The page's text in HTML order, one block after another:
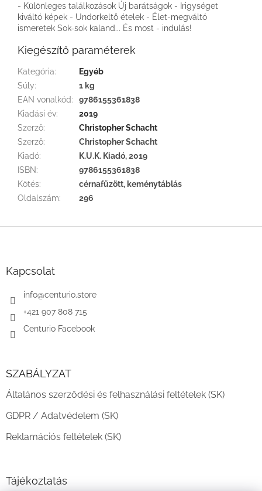
- Különleges találkozások Új barátságok - Irigységet
kiváltó képek - Undorkeltő ételek - Élet-megváltó
ismeretek Sok-sok kaland... És most - indulás!
Kiegészítő paraméterek
Kategória:
Egyéb
Súly:
1 kg
EAN vonalkód:
9786155361838
Kiadási év:
2019
Szerző:
Christopher Schacht
Szerző:
Christopher Schacht
Kiadó:
K.U.K. Kiadó, 2019
ISBN:
9786155361838
Kötés:
cérnafűzött, keménytáblás
Oldalszám: 296
Kapcsolat
info@centurio.store
+421 907 808 715
Centurio Facebook
SZABÁLYZAT
Általános szerződési és felhasználási feltételek (SK)
GDPR / Adatvédelem (SK)
Reklamációs feltételek (SK)
Tájékoztatás